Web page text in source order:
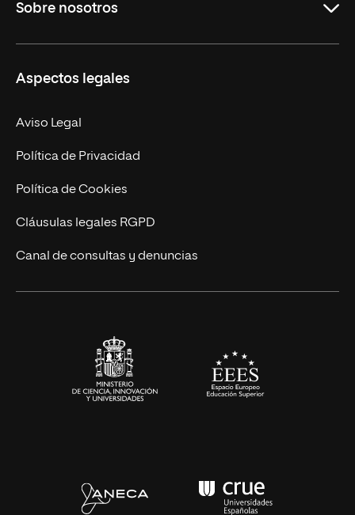
Másteres Oficiales
Doctorados
Experto Universitario
Postgrados
Cursos Universitarios
Sobre nosotros
Facultades
Nuestro Equipo
Trabaja en UNIR
Actualidad
UNIR Revista
Eventos
Aspectos legales
Aviso Legal
Política de Privacidad
Política de Cookies
Cláusulas legales RGPD
Canal de consultas y denuncias